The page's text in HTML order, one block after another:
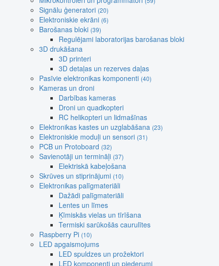
Signālu ģeneratori (20)
Elektroniskie ekrāni (6)
Barošanas bloki (39)
Regulējami laboratorijas barošanas bloki
3D drukāšana
3D printeri
3D detaļas un rezerves daļas
Pasīvie elektronikas komponenti (40)
Kameras un droni
Darbības kameras
Droni un quadkopteri
RC helikopteri un lidmašīnas
Elektronikas kastes un uzglabāšana (23)
Elektroniskie moduļi un sensori (31)
PCB un Protoboard (32)
Savienotāji un termināļi (37)
Elektriskā kabeļošana
Skrūves un stiprinājumi (10)
Elektronikas palīgmateriāli
Dažādi palīgmateriāli
Lentes un līmes
Ķīmiskās vielas un tīrīšana
Termiski sarūkošās caurulītes
Raspberry Pi (10)
LED apgaismojums
LED spuldzes un prožektori
LED komponenti un piederumi